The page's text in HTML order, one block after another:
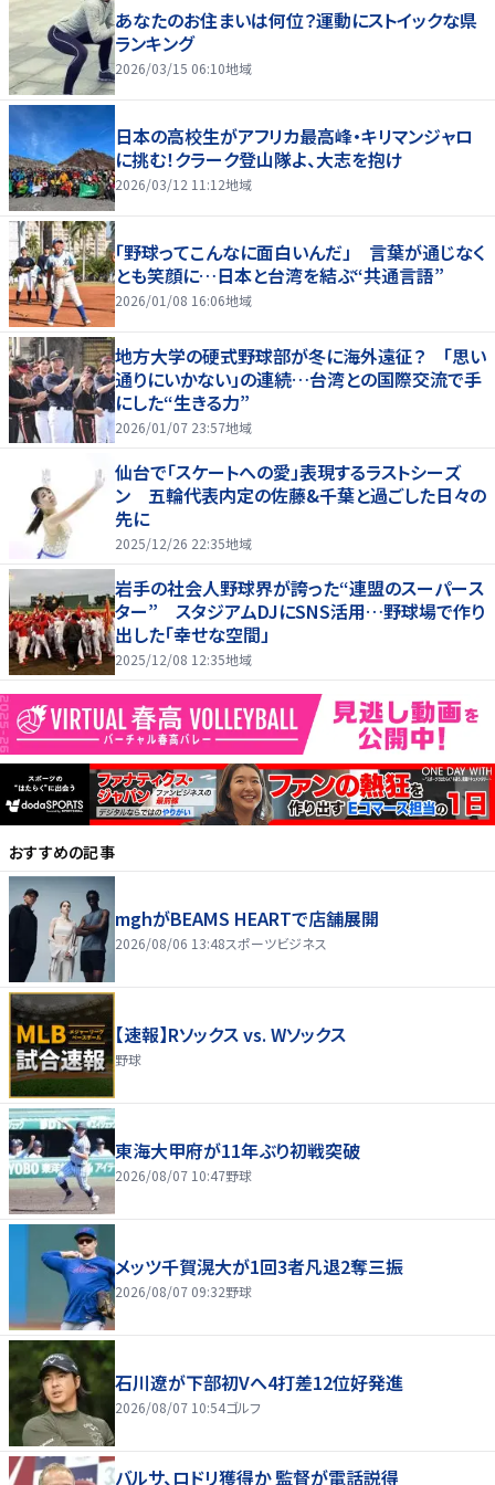
あなたのお住まいは何位？運動にストイックな県
ランキング
2026/03/15 06:10地域
日本の高校生がアフリカ最高峰・キリマンジャロ
に挑む！クラーク登山隊よ、大志を抱け
2026/03/12 11:12地域
「野球ってこんなに面白いんだ」 言葉が通じなく
とも笑顔に…日本と台湾を結ぶ“共通言語”
2026/01/08 16:06地域
地方大学の硬式野球部が冬に海外遠征？ 「思い
通りにいかない」の連続…台湾との国際交流で手
にした“生きる力”
2026/01/07 23:57地域
仙台で「スケートへの愛」表現するラストシーズ
ン 五輪代表内定の佐藤&千葉と過ごした日々の
先に
2025/12/26 22:35地域
岩手の社会人野球界が誇った“連盟のスーパース
ター” スタジアムDJにSNS活用…野球場で作り
出した「幸せな空間」
2025/12/08 12:35地域
おすすめの記事
mghがBEAMS HEARTで店舗展開
2026/08/06 13:48スポーツビジネス
【速報】Rソックス vs. Wソックス
野球
東海大甲府が11年ぶり初戦突破
2026/08/07 10:47野球
メッツ千賀滉大が1回3者凡退2奪三振
2026/08/07 09:32野球
石川遼が下部初Vへ4打差12位好発進
2026/08/07 10:54ゴルフ
バルサ、ロドリ獲得か 監督が電話説得